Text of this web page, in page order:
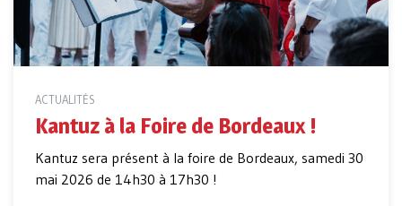
ACTUALITÉS
Kantuz à la Foire de Bordeaux !
Kantuz sera présent à la foire de Bordeaux, samedi 30
mai 2026 de 14h30 à 17h30 !